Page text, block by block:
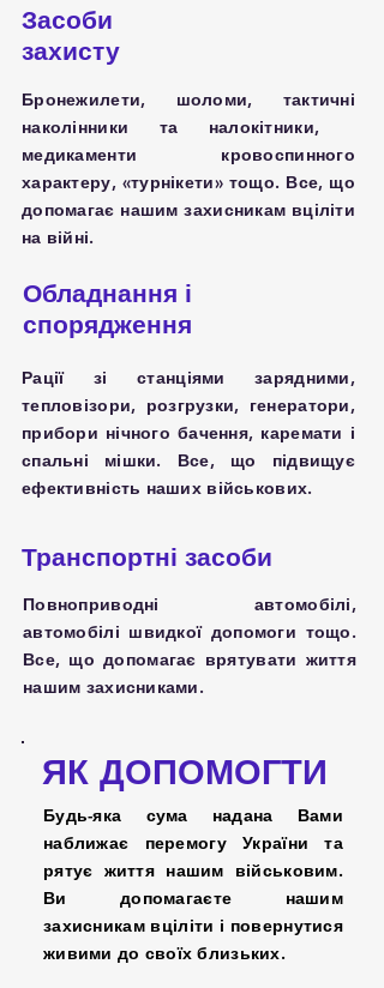
Засоби
захисту
Бронежилети, шоломи, тактичні
наколінники та налокітники,
медикаменти кровоспинного
характеру, «турнікети» тощо. Все, що
допомагає нашим захисникам вціліти
на війні.
Обладнання і
спорядження
Рації зі станціями зарядними,
тепловізори, розгрузки, генератори,
прибори нічного бачення, каремати і
спальні мішки. Все, що підвищує
ефективність наших військових.
Транспортні засоби
Повноприводні автомобілі,
автомобілі швидкої допомоги тощо.
Все, що допомагає врятувати життя
нашим захисниками.
ЯК ДОПОМОГТИ
Будь-яка сума надана Вами
наближає перемогу України та
рятує життя нашим військовим.
Ви допомагаєте нашим
захисникам вціліти і повернутися
живими до своїх близьких.